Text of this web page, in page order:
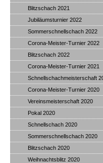
Blitzschach 2021
Jubiläumsturnier 2022
Sommerschnellschach 2022
Corona-Meister-Turnier 2022
Blitzschach 2022
Corona-Meister-Turnier 2021
Schnellschachmeisterschaft
Corona-Meister-Turnier 2020
Vereinsmeisterschaft 2020
Pokal 2020
Schnellschach 2020
Sommerschnellschach 2020
Blitzschach 2020
Weihnachtsblitz 2020